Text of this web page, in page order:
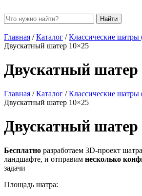
Найти
Главная /Каталог /Классические шатры
Двускатный шатер 10×25
Двускатный шатер
Главная /Каталог /Классические шатры
Двускатный шатер 10×25
Двускатный шатер
Бесплатно разработаем 3D-проект
ландшафте, и отправим несколько
задачи
Площадь шатра: